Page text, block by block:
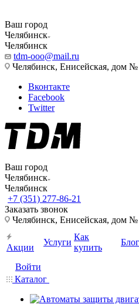
Ваш город
Челябинск
Челябинск
tdm-ooo@mail.ru
Челябинск, Енисейская, дом
Вконтакте
Facebook
Twitter
Ваш город
Челябинск
Челябинск
+7 (351) 277-86-21
Заказать звонок
Челябинск, Енисейская, дом
Акции
Услуги
Как
купить
Блог
Войти
Каталог